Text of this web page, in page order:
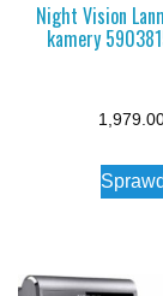
Night Vision
kamery